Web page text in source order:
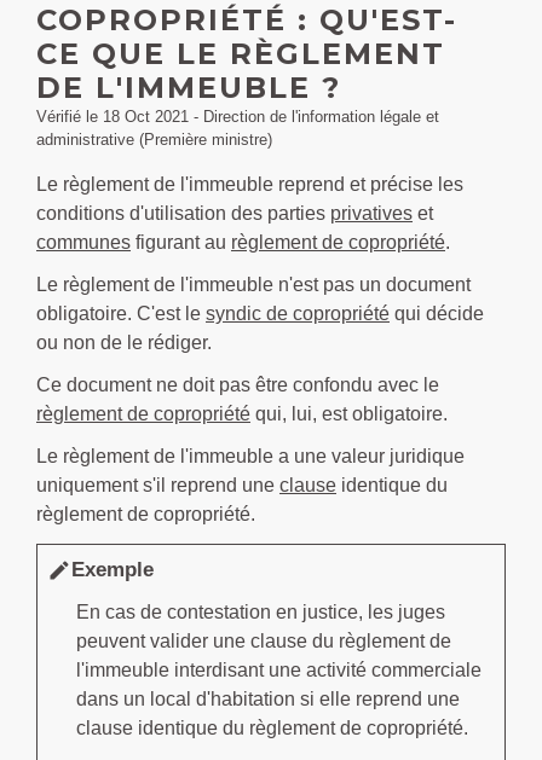
COPROPRIÉTÉ : QU'EST-
CE QUE LE RÈGLEMENT
DE L'IMMEUBLE ?
Vérifié le 18 Oct 2021 - Direction de l'information légale et
administrative (Première ministre)
Le règlement de l'immeuble reprend et précise les
conditions d'utilisation des parties privatives et
communes figurant au règlement de copropriété.
Le règlement de l'immeuble n'est pas un document
obligatoire. C'est le syndic de copropriété qui décide
ou non de le rédiger.
Ce document ne doit pas être confondu avec le
règlement de copropriété qui, lui, est obligatoire.
Le règlement de l'immeuble a une valeur juridique
uniquement s'il reprend une clause identique du
règlement de copropriété.
editExemple
En cas de contestation en justice, les juges
peuvent valider une clause du règlement de
l'immeuble interdisant une activité commerciale
dans un local d'habitation si elle reprend une
clause identique du règlement de copropriété.